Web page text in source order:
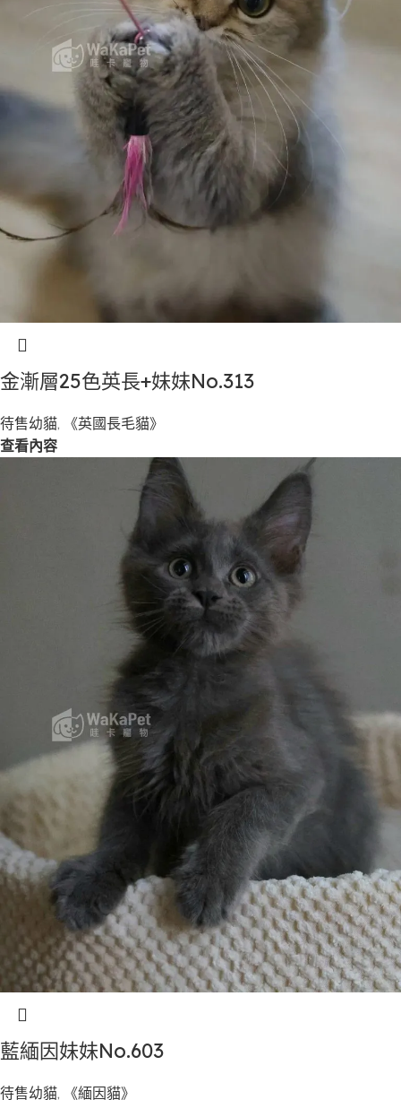
金漸層25色英長+妹妹No.313
待售幼貓,
《英國長毛貓》
查看內容
藍緬因妹妹No.603
待售幼貓, 《緬因貓》